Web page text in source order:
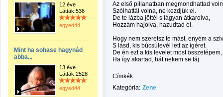
12 éve
Látták:536
egyed44
Mint ha sohase hagynád
abba...
13 éve
Látták:2528
egyed44
Az első pillanatban megmondhattad
Szólhattál volna, ne kezdjük el.
De te lázba jöttél s lágyan átkarolva,
Hozzám hajolva, hazudtad el.
Hogy nem szeretsz te mást, enyém a
S lásd, kis búcsúlevél lett az ígéret.
De én ezt a kis levelet most összetépem,
Ha így akartad, hát nekem se fáj.
Címkék:
Kategória: Zene